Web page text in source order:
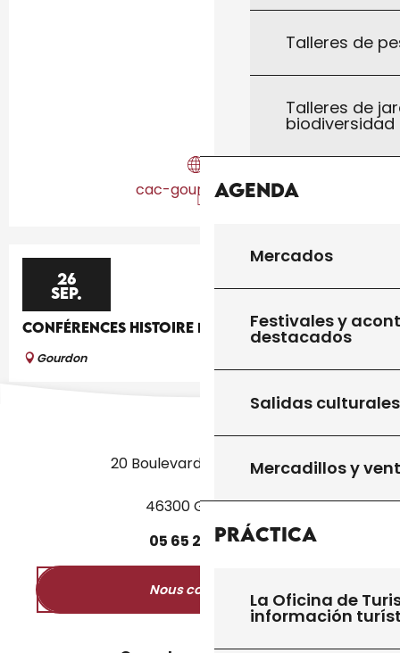
Talleres de
Talleres de
biodiversidad
Agenda
Mercados
Festivales y
destacados
Salidas culturales
Mercadillos y
Práctica
La Oficina de
información
cac-gourdon.com
26
SEP.
CONFÉRENCES HISTOIRE DE L'ART
Gourdon
20 Boulevard des Martyrs
46300 Gourdon
05 65 27 5250
Nous contacter